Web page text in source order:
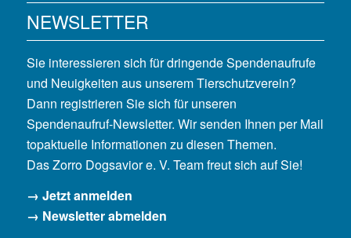
NEWSLETTER
Sie interessieren sich für dringende Spendenaufrufe
und Neuigkeiten aus unserem Tierschutzverein?
Dann registrieren Sie sich für unseren
Spendenaufruf-Newsletter. Wir senden Ihnen per Mail
topaktuelle Informationen zu diesen Themen.
Das Zorro Dogsavior e. V. Team freut sich auf Sie!
→ Jetzt anmelden
→ Newsletter abmelden